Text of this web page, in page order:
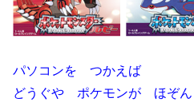
パソコンを つかえば
どうぐや ポケモンが ほぞん